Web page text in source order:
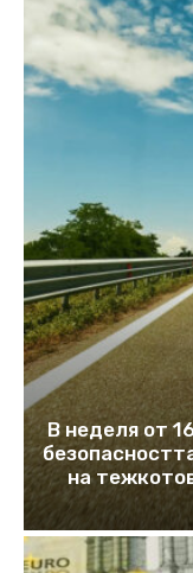
В неделя от
на